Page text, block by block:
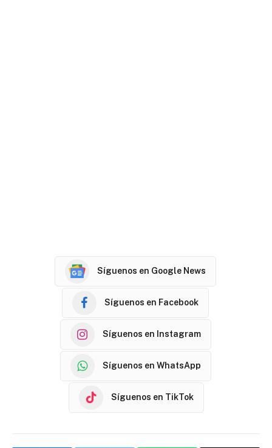
Síguenos en Google News
Síguenos en Facebook
Síguenos en Instagram
Síguenos en WhatsApp
Síguenos en TikTok